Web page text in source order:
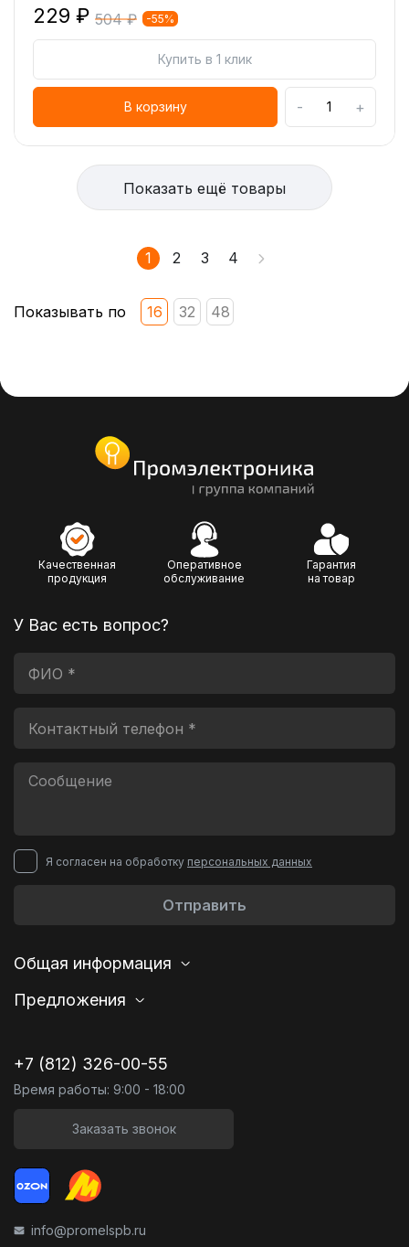
229 ₽ 504 ₽ -55%
Купить в 1 клик
В корзину - +
Показать ещё товары
1 2 3 4
Показывать по 16 32 48
Качественная
продукция
Оперативное
обслуживание
Гарантия
на товар
У Вас есть вопрос?
Я согласен на обработку персональных данных
Отправить
Общая информация
Предложения
+7 (812) 326-00-55
Время работы: 9:00 - 18:00
Заказать звонок
info@promelspb.ru